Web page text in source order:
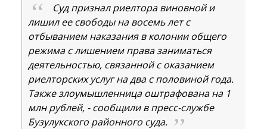
Суд признал риелтора виновной и
лишил ее свободы на восемь лет с
отбыванием наказания в колонии общего
режима с лишением права заниматься
деятельностью, связанной с оказанием
риелторских услуг на два с половиной года.
Также злоумышленница оштрафована на 1
млн рублей, - сообщили в пресс-службе
Бузулукского районного суда.